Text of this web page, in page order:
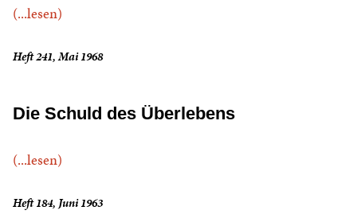
(...lesen)
Heft 241, Mai 1968
Die Schuld des Überlebens
(...lesen)
Heft 184, Juni 1963